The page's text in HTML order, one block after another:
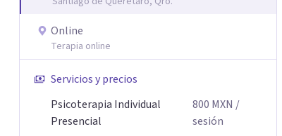
Online
Terapia online
Servicios y precios
Psicoterapia Individual
Presencial
800 MXN /
sesión